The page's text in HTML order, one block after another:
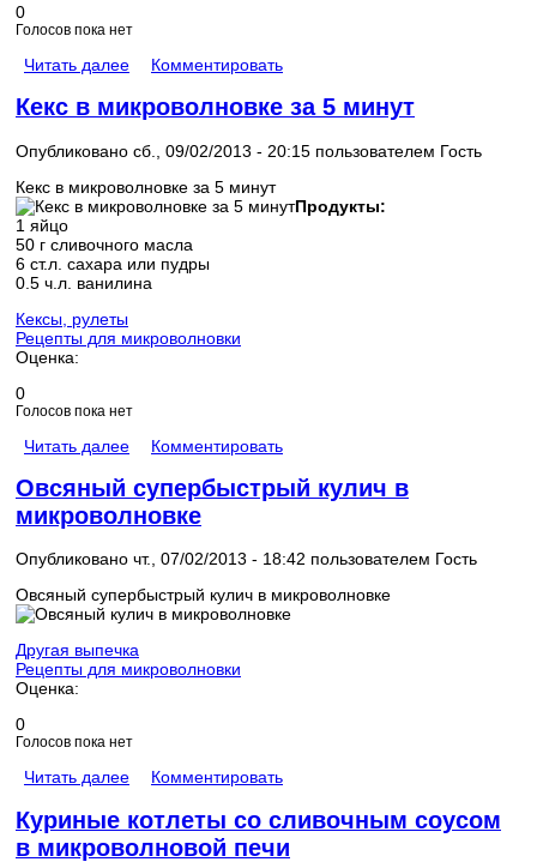
0
Голосов пока нет
Читать далее Комментировать
Кекс в микроволновке за 5 минут
Опубликовано сб., 09/02/2013 - 20:15 пользователем Гость
Кекс в микроволновке за 5 минут
Продукты:
1 яйцо
50 г сливочного масла
6 ст.л. сахара или пудры
0.5 ч.л. ванилина
Кексы, рулеты
Рецепты для микроволновки
Оценка:
0
Голосов пока нет
Читать далее Комментировать
Овсяный супербыстрый кулич в
микроволновке
Опубликовано чт., 07/02/2013 - 18:42 пользователем Гость
Овсяный супербыстрый кулич в микроволновке
Другая выпечка
Рецепты для микроволновки
Оценка:
0
Голосов пока нет
Читать далее Комментировать
Куриные котлеты со сливочным соусом
в микроволновой печи